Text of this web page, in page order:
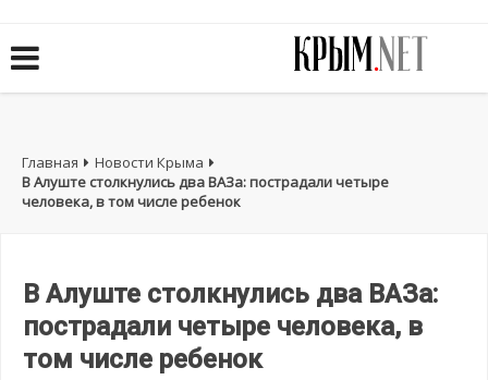
Главная
Новости Крыма
В Алуште столкнулись два ВАЗа: пострадали четыре
человека, в том числе ребенок
В Алуште столкнулись два ВАЗа:
пострадали четыре человека, в
том числе ребенок